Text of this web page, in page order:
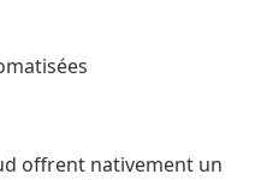
offrent nativement un